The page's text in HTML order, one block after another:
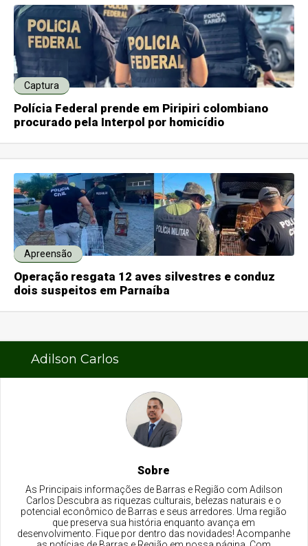
Captura
Polícia Federal prende em Piripiri colombiano
procurado pela Interpol por homicídio
Apreensão
Operação resgata 12 aves silvestres e conduz
dois suspeitos em Parnaíba
Adilson Carlos
Sobre
As Principais informações de Barras e Região com Adilson
Carlos Descubra as riquezas culturais, belezas naturais e o
potencial econômico de Barras e seus arredores. Uma região
que preserva sua história enquanto avança em
desenvolvimento. Fique por dentro das novidades! Acompanhe